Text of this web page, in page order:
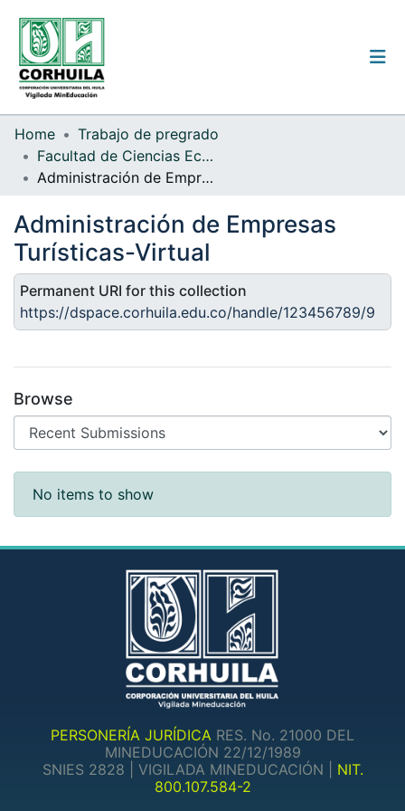
Institutional guidelines
Communities & Collections
Statistics
Log
In
Home
Trabajo de pregrado
Facultad de Ciencias Económicas y Administrativas
Administración de Empresas Turísticas-Virtual
Administración de Empresas
Turísticas-Virtual
Permanent URI for this collection
https://dspace.corhuila.edu.co/handle/123456789/9
Browse
Recent Submissions
No items to show
PERSONERÍA JURÍDICA RES. No. 21000 DEL
MINEDUCACIÓN 22/12/1989
SNIES 2828 | VIGILADA MINEDUCACIÓN | NIT.
800.107.584-2